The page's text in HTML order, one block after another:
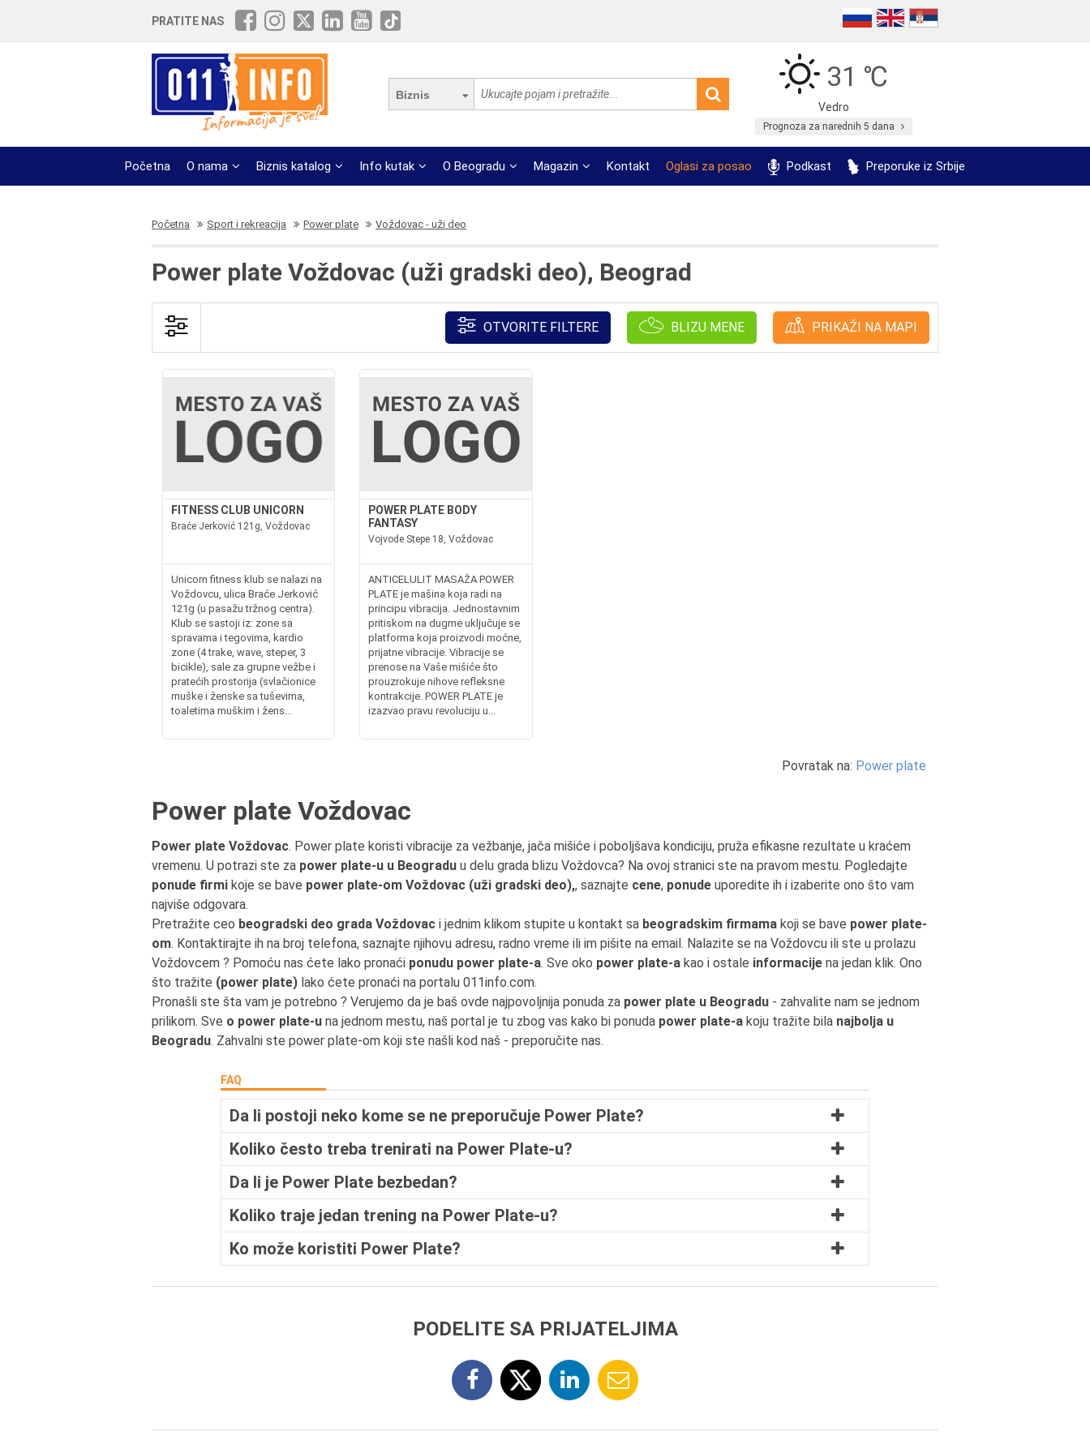
PRATITE NAS
Biznis
31 ℃
Vedro
Prognoza za narednih 5 dana
Početna O nama Biznis katalog Info kutak O Beogradu Magazin Kontakt Oglasi za posao Podkast Preporuke iz Srbije
Početna Sport i rekreacija Power plate Voždovac - uži deo
Power plate Voždovac (uži gradski deo), Beograd
OTVORITE FILTERE BLIZU MENE PRIKAŽI NA MAPI
FITNESS CLUB UNICORN
Braće Jerković 121g, Voždovac
Unicorn fitness klub se nalazi na
Voždovcu, ulica Braće Jerković
121g (u pasažu tržnog centra).
Klub se sastoji iz: zone sa
spravama i tegovima, kardio
zone (4 trake, wave, steper, 3
bicikle), sale za grupne vežbe i
pratećih prostorija (svlačionice
muške i ženske sa tuševima,
toaletima muškim i žens...
POWER PLATE BODY
FANTASY
Vojvode Stepe 18, Voždovac
ANTICELULIT MASAŽA POWER
PLATE je mašina koja radi na
principu vibracija. Jednostavnim
pritiskom na dugme uključuje se
platforma koja proizvodi moćne,
prijatne vibracije. Vibracije se
prenose na Vaše mišiće što
prouzrokuje nihove refleksne
kontrakcije. POWER PLATE je
izazvao pravu revoluciju u...
Povratak na: Power plate
Power plate Voždovac
Power plate Voždovac. Power plate koristi vibracije za vežbanje, jača mišiće i poboljšava kondiciju, pruža efikasne rezultate u kraćem
vremenu. U potrazi ste za power plate-u u Beogradu u delu grada blizu Voždovca? Na ovoj stranici ste na pravom mestu. Pogledajte
ponude firmi koje se bave power plate-om Voždovac (uži gradski deo),, saznajte cene, ponude uporedite ih i izaberite ono što vam
najviše odgovara.
Pretražite ceo beogradski deo grada Voždovac i jednim klikom stupite u kontakt sa beogradskim firmama koji se bave power plate-
om. Kontaktirajte ih na broj telefona, saznajte njihovu adresu, radno vreme ili im pišite na email. Nalazite se na Voždovcu ili ste u prolazu
Voždovcem ? Pomoću nas ćete lako pronaći ponudu power plate-a. Sve oko power plate-a kao i ostale informacije na jedan klik. Ono
što tražite (power plate) lako ćete pronaći na portalu 011info.com.
Pronašli ste šta vam je potrebno ? Verujemo da je baš ovde najpovoljnija ponuda za power plate u Beogradu - zahvalite nam se jednom
prilikom. Sve o power plate-u na jednom mestu, naš portal je tu zbog vas kako bi ponuda power plate-a koju tražite bila najbolja u
Beogradu. Zahvalni ste power plate-om koji ste našli kod naš - preporučite nas.
FAQ
Da li postoji neko kome se ne preporučuje Power Plate?
Koliko često treba trenirati na Power Plate-u?
Da li je Power Plate bezbedan?
Koliko traje jedan trening na Power Plate-u?
Ko može koristiti Power Plate?
PODELITE SA PRIJATELJIMA